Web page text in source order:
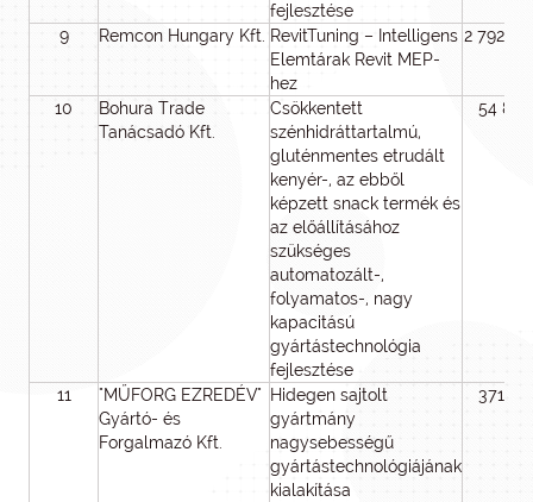
fejlesztése
9 Remcon Hungary Kft.
RevitTuning – Intelligens
Elemtárak Revit MEP-
hez
2 792
10
Bohura Trade
Tanácsadó Kft.
Csökkentett
szénhidráttartalmú,
gluténmentes etrudált
kenyér-, az ebből
képzett snack termék és
az előállításához
szükséges
automatozált-,
folyamatos-, nagy
kapacitású
gyártástechnológia
fejlesztése
54
11
"MŰFORG EZREDÉV"
Gyártó- és
Forgalmazó Kft.
Hidegen sajtolt
gyártmány
nagysebességű
gyártástechnológiájának
kialakítása
371